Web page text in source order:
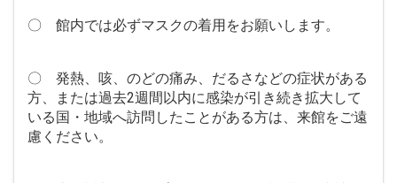
〇 館内では必ずマスクの着用をお願いします。
〇 発熱、咳、のどの痛み、だるさなどの症状がある
方、または過去2週間以内に感染が引き続き拡大して
いる国・地域へ訪問したことがある方は、来館をご遠
慮ください。